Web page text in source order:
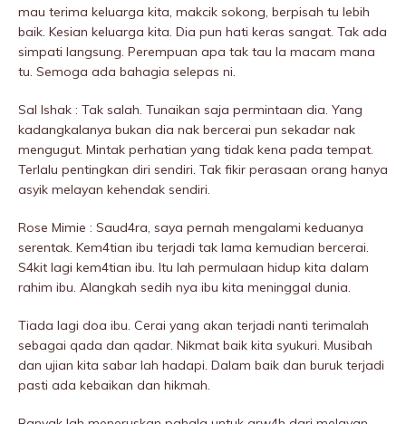
mau terima keluarga kita, makcik sokong, berpisah tu lebih
baik. Kesian keluarga kita. Dia pun hati keras sangat. Tak ada
simpati langsung. Perempuan apa tak tau la macam mana
tu. Semoga ada bahagia selepas ni.
Sal Ishak : Tak salah. Tunaikan saja permintaan dia. Yang
kadangkalanya bukan dia nak bercerai pun sekadar nak
mengugut. Mintak perhatian yang tidak kena pada tempat.
Terlalu pentingkan diri sendiri. Tak fikir perasaan orang hanya
asyik melayan kehendak sendiri.
Rose Mimie : Saud4ra, saya pernah mengaIami keduanya
serentak. Kem4tian ibu terjadi tak lama kemudian bercerai.
S4kit lagi kem4tian ibu. Itu lah permulaan hidup kita dalam
rahim ibu. Alangkah sedih nya ibu kita meninggaI dunia.
Tiada lagi doa ibu. Cerai yang akan terjadi nanti terimalah
sebagai qada dan qadar. Nikmat baik kita syukuri. Musibah
dan ujian kita sabar lah hadapi. Dalam baik dan buruk terjadi
pasti ada kebaikan dan hikmah.